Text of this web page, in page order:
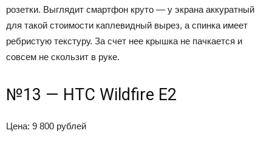
розетки. Выглядит смартфон круто — у экрана аккуратный
для такой стоимости каплевидный вырез, а спинка имеет
ребристую текстуру. За счет нее крышка не пачкается и
совсем не скользит в руке.
№13 — HTC Wildfire E2
Цена: 9 800 рублей